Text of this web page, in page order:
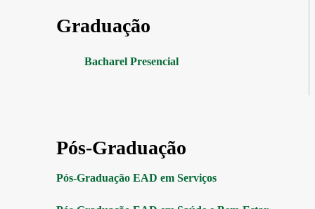
Graduação
Bacharel Presencial
Pós-Graduação
Pós-Graduação EAD em Serviços